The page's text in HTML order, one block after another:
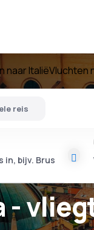
naar ItaliëVluchten
-
reis